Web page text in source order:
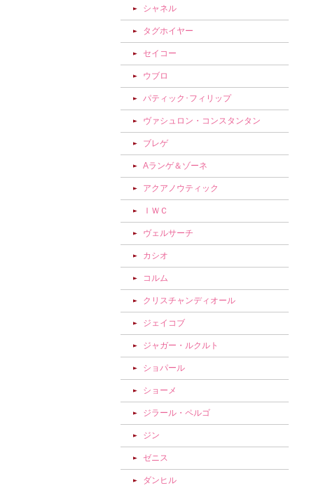
シャネル
タグホイヤー
セイコー
ウブロ
パティック･フィリップ
ヴァシュロン・コンスタンタン
ブレゲ
Aランゲ＆ゾーネ
アクアノウティック
ＩＷＣ
ヴェルサーチ
カシオ
コルム
クリスチャンディオール
ジェイコブ
ジャガー・ルクルト
ショパール
ショーメ
ジラール・ペルゴ
ジン
ゼニス
ダンヒル